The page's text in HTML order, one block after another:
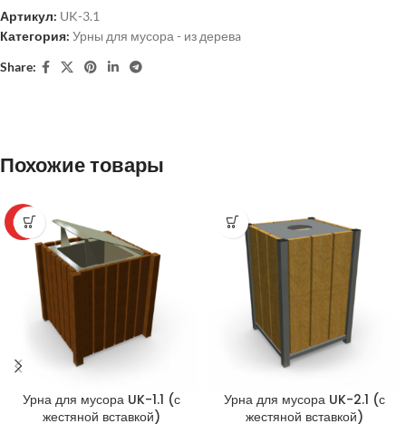
Артикул: UK-3.1
Категория: Урны для мусора - из деревa
Share:
Похожие товары
HOT
Урна для мусора UK-1.1 (с
жестяной вставкой)
Урна для мусора UK-2.1 (с
жестяной вставкой)